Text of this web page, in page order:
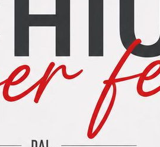
PERSONALIZZAZIONE